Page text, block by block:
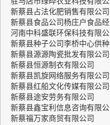
新蔡县占法化肥销售有限公司
新蔡县食品公司杨庄户食品
河南中科盛联环保科技有限
新蔡县种子公司李桥中心供
新蔡县源源陶瓷批发有限公司
新蔡县恒源制衣有限公司
新蔡县凯旋网络服务有限公司
新蔡县红船文化传媒有限公司
新蔡县途安劳务有限公司
新蔡县鑫宝利信息咨询有限
新蔡福万家商贸有限公司